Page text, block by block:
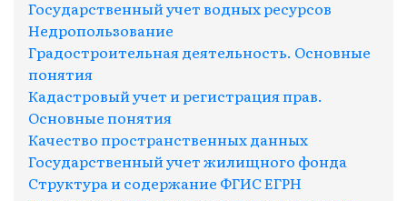
Государственный учет водных ресурсов
Недропользование
Градостроительная деятельность. Основные
понятия
Кадастровый учет и регистрация прав.
Основные понятия
Качество пространственных данных
Государственный учет жилищного фонда
Структура и содержание ФГИС ЕГРН